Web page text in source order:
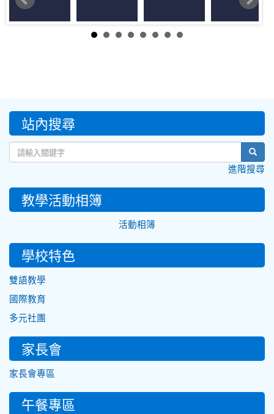
::: 站內搜尋
進階搜尋
教學活動相簿
活動相簿
學校特色
雙語教學
國際教育
多元社團
家長會
家長會專區
午餐專區